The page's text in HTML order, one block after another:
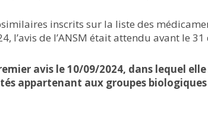
inscrits sur la liste des
l’avis de l’ANSM était attendu avant le
avis le 10/09/2024, dans lequel elle
appartenant aux groupes